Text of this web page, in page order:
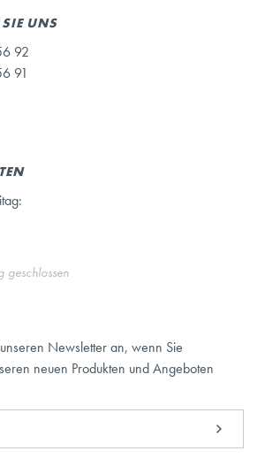
UNS
92
91
geschlossen
Newsletter an, wenn Sie
neuen Produkten und Angeboten